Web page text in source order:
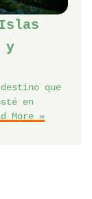
y
que
en
More »